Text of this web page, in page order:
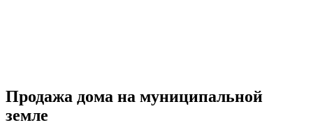
Продажа дома на муниципальной
земле